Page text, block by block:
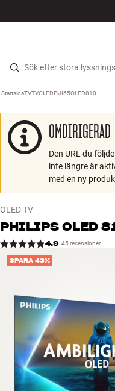
Hopp til innhold
Högtalare
Hörlurar
Surround
TV
System
Kablar
INSPIRATION
MÄRKEN
NYHETER
Startsida ›
TV ›
TV ›
OLED ›
PHI65OLED810
OMDIRIGERAD
Den URL du
inte längre är
med en ny
OLED TV
PHILIPSOLED
4.9 45 recensioner
SPARA 43%